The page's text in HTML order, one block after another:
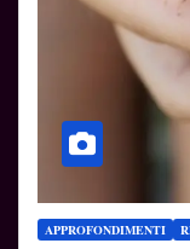
APPROFONDIMENTI